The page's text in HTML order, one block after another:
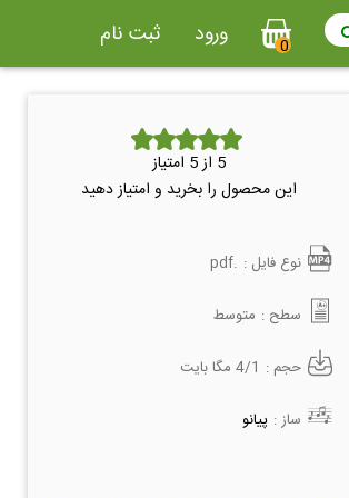
ثبت نام ورود 0
5 از 5 امتیاز
این محصول را بخرید و امتیاز دهید
نوع فایل : .pdf
سطح : متوسط
حجم : 4/1 مگا بایت
ساز : پیانو